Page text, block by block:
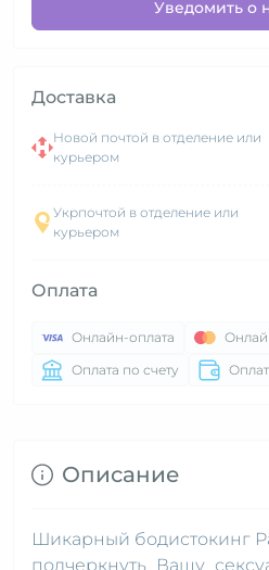
Уведомить о
Доставка
Новой почтой в отделение или
курьером
Укрпочтой в отделение или
курьером
Оплата
Онлайн-оплата
Оплата по счету
Описание
Шикарный бодистокинг
подчеркнуть Вашу